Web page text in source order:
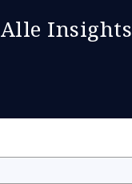
Alle Insights